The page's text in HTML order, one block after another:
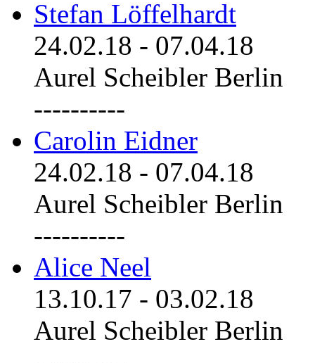
Stefan Löffelhardt
24.02.18 - 07.04.18
Aurel Scheibler Berlin
----------
Carolin Eidner
24.02.18 - 07.04.18
Aurel Scheibler Berlin
----------
Alice Neel
13.10.17 - 03.02.18
Aurel Scheibler Berlin